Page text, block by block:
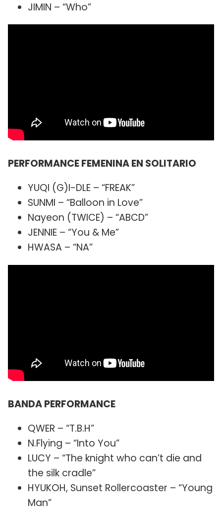
JIMIN – “Who”
PERFORMANCE FEMENINA EN SOLITARIO
YUQI (G)I-DLE – “FREAK”
SUNMI – “Balloon in Love”
Nayeon (TWICE) – “ABCD”
JENNIE – “You & Me”
HWASA – “NA”
BANDA PERFORMANCE
QWER – “T.B.H”
N.Flying – “Into You”
LUCY – “The knight who can’t die and
the silk cradle”
HYUKOH, Sunset Rollercoaster – “Young
Man”